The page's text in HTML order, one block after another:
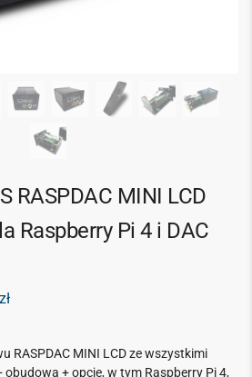
RASPDAC MINI LCD
Raspberry Pi 4 i DAC
zł
RASPDAC MINI LCD ze wszystkimi
+ opcje, w tym Raspberry Pi 4,